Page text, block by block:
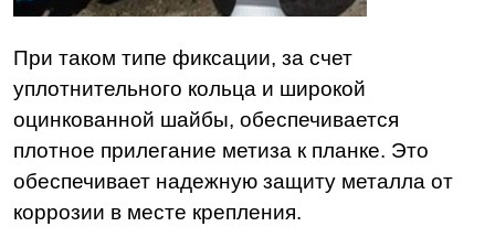
При таком типе фиксации, за счет
уплотнительного кольца и широкой
оцинкованной шайбы, обеспечивается
плотное прилегание метиза к планке. Это
обеспечивает надежную защиту металла от
коррозии в месте крепления.